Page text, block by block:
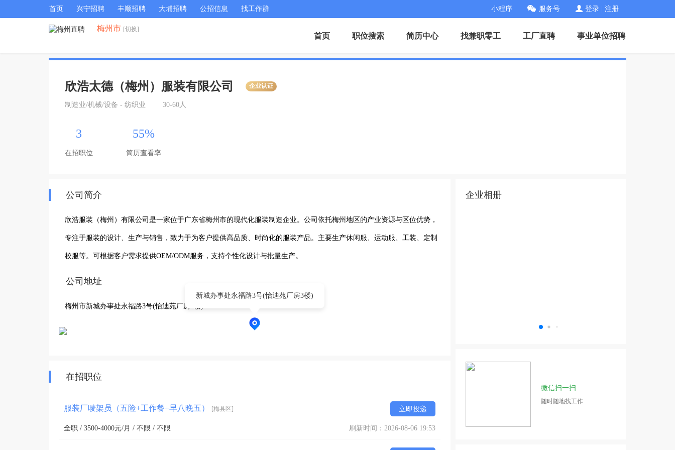
首页 兴宁招聘 丰顺招聘 大埔招聘 公招信息 找工作群 小程序 服务号 登录 注册
梅州市 [切换]
首页 职位搜索 简历中心 找兼职零工 工厂直聘 事业单位招聘
欣浩太德（梅州）服装有限公司 企业认证
制造业/机械/设备 - 纺织业 30-60人
3
在招职位
55%
简历查看率
公司简介
欣浩服装（梅州）有限公司是一家位于广东省梅州市的现代化服装制造企业。公司依托梅州地区的产业资源与区位优势，
专注于服装的设计、生产与销售，致力于为客户提供高品质、时尚化的服装产品。主要生产休闲服、运动服、工装、定制
校服等。可根据客户需求提供OEM/ODM服务，支持个性化设计与批量生产。
公司地址
梅州市新城办事处永福路3号(怡迪苑厂房3楼)
新城办事处永福路3号(怡迪苑厂房3楼)
在招职位
服装厂唛架员（五险+工作餐+早八晚五） [梅县区] 立即投递
全职 / 3500-4000元/月 / 不限 / 不限 刷新时间：2026-08-06 19:53
企业相册
微信扫一扫
随时随地找工作